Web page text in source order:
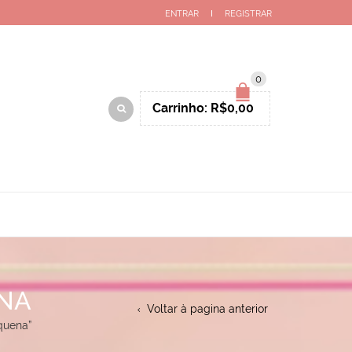
ENTRAR REGISTRAR
0
Carrinho: R$0,00
Voltar à pagina anterior